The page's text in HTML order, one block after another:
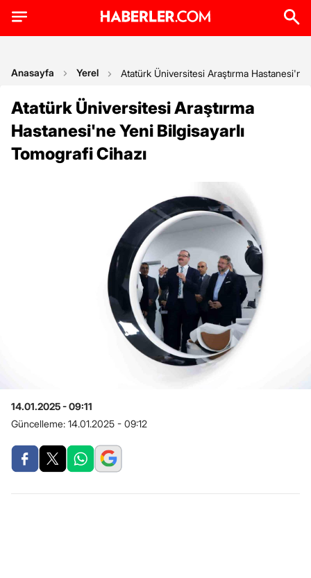
Anasayfa Yerel Atatürk Üniversitesi Araştırma Hastanesi'ne
Atatürk Üniversitesi Araştırma
Hastanesi'ne Yeni Bilgisayarlı
Tomografi Cihazı
14.01.2025 - 09:11
Güncelleme: 14.01.2025 - 09:12